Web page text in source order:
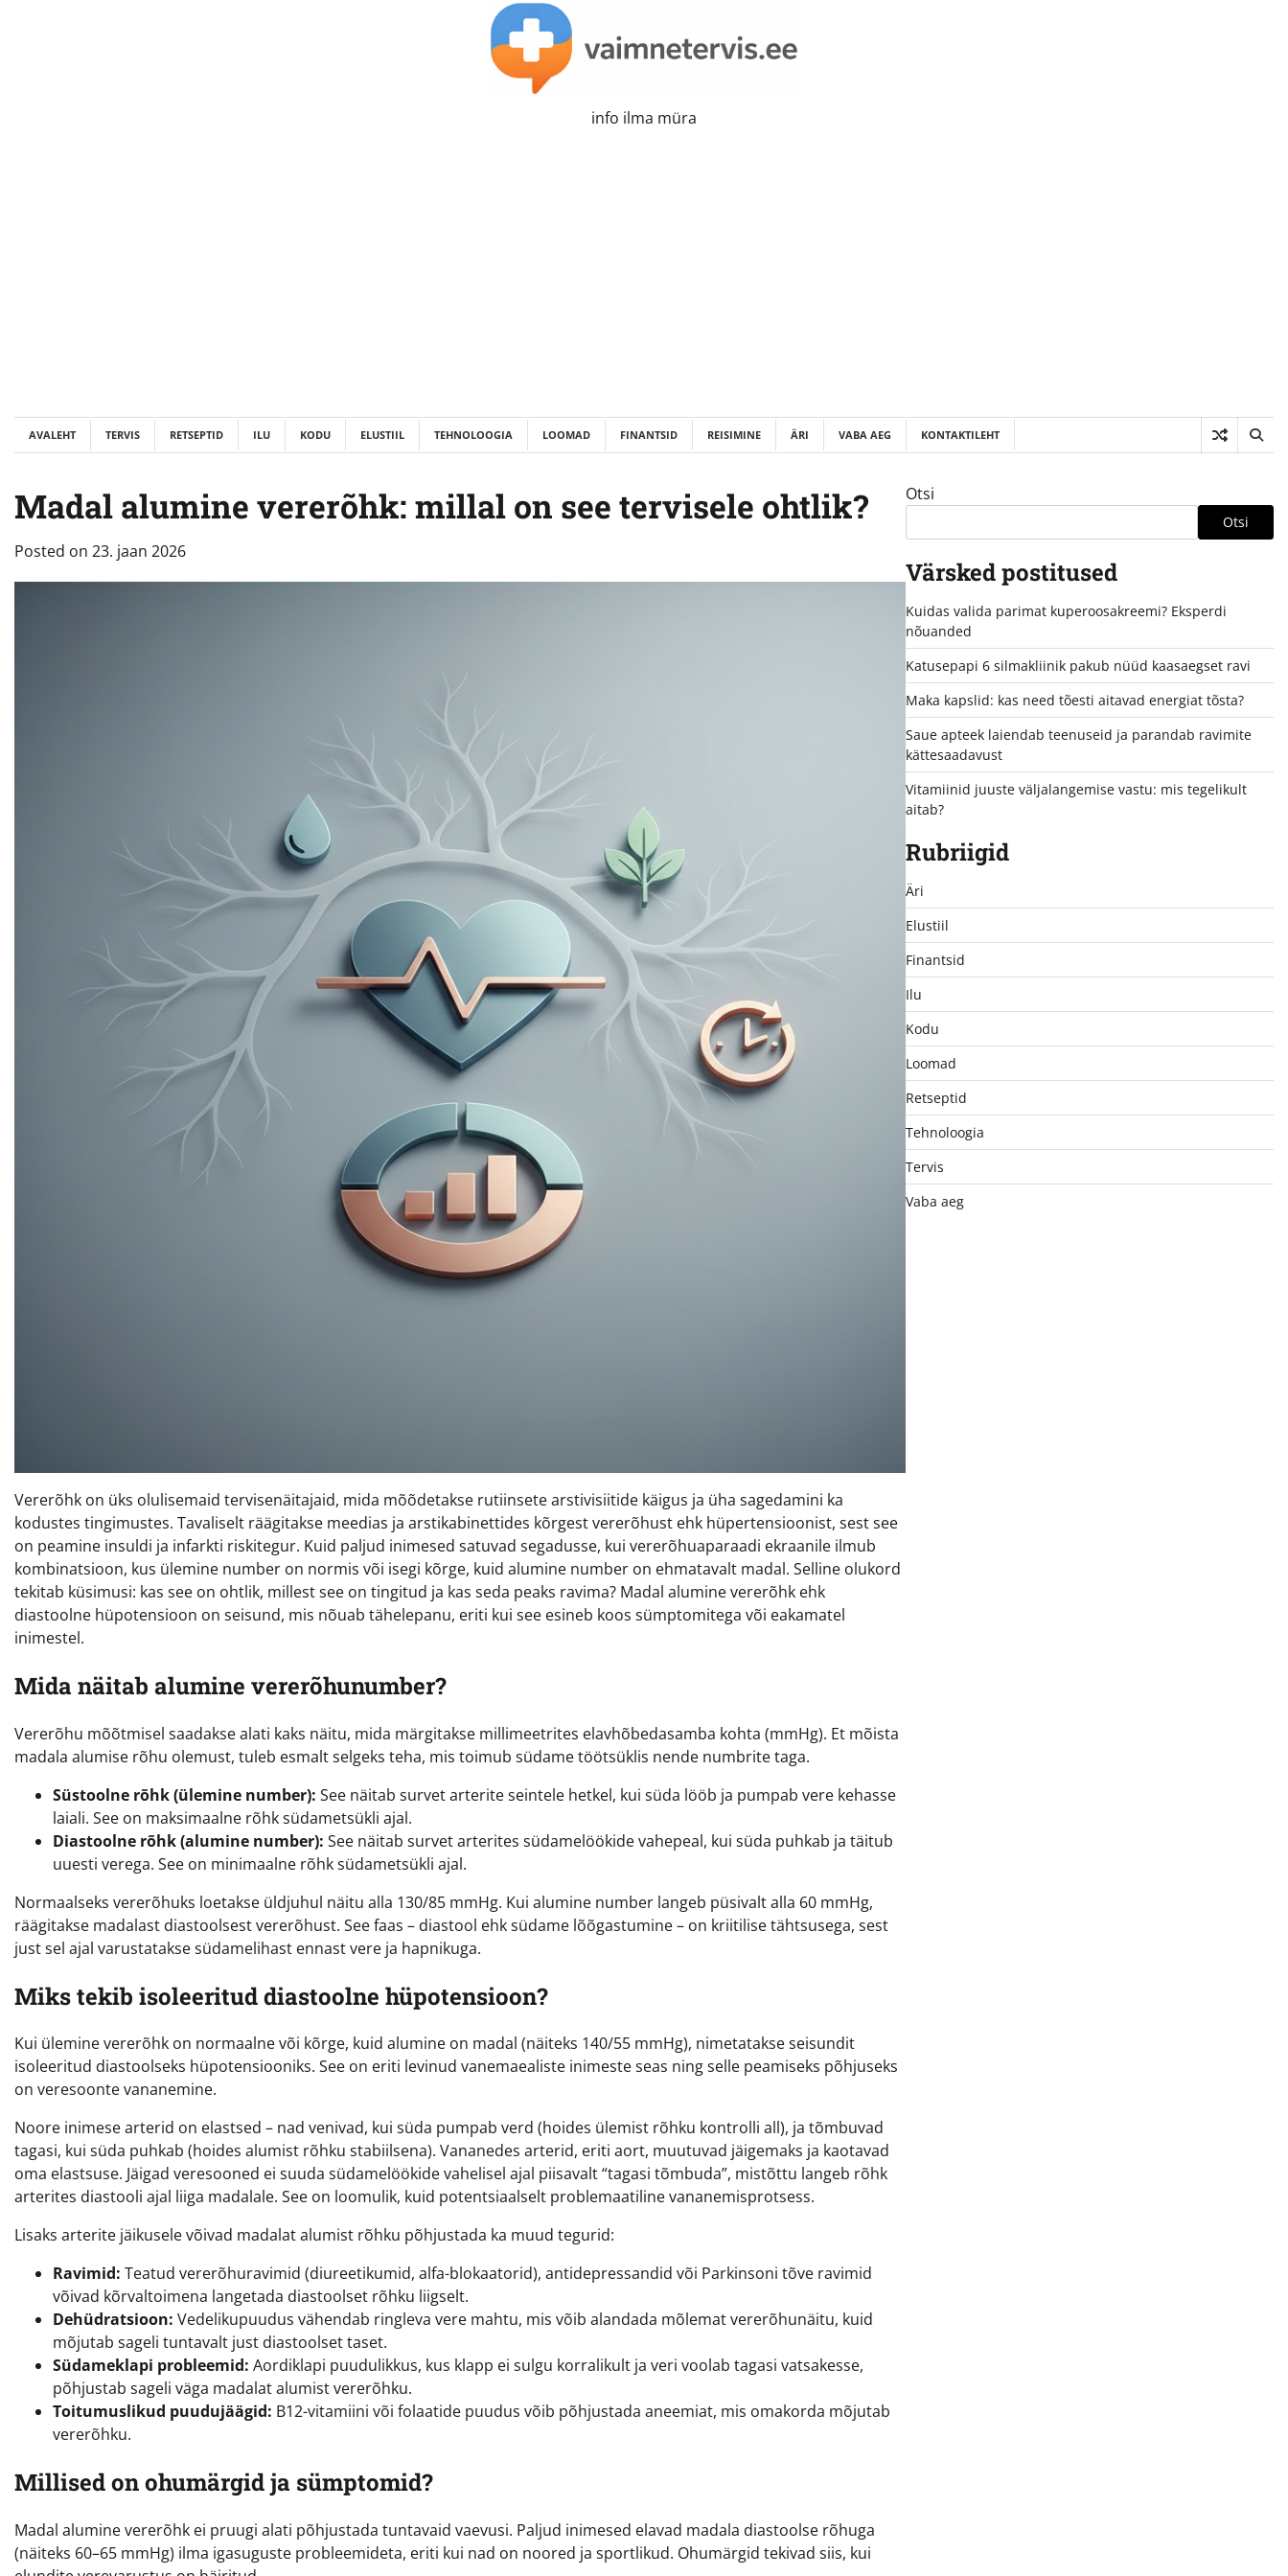
info ilma müra
AVALEHT TERVIS RETSEPTID ILU KODU ELUSTIIL TEHNOLOOGIA LOOMAD FINANTSID REISIMINE ÄRI VABA AEG KONTAKTILEHT
Madal alumine vererõhk: millal on see tervisele ohtlik?
Posted on 23. jaan 2026
Vererõhk on üks olulisemaid tervisenäitajaid, mida mõõdetakse rutiinsete arstivisiitide käigus ja üha sagedamini ka
kodustes tingimustes. Tavaliselt räägitakse meedias ja arstikabinettides kõrgest vererõhust ehk hüpertensioonist, sest see
on peamine insuldi ja infarkti riskitegur. Kuid paljud inimesed satuvad segadusse, kui vererõhuaparaadi ekraanile ilmub
kombinatsioon, kus ülemine number on normis või isegi kõrge, kuid alumine number on ehmatavalt madal. Selline olukord
tekitab küsimusi: kas see on ohtlik, millest see on tingitud ja kas seda peaks ravima? Madal alumine vererõhk ehk
diastoolne hüpotensioon on seisund, mis nõuab tähelepanu, eriti kui see esineb koos sümptomitega või eakamatel
inimestel.
Mida näitab alumine vererõhunumber?
Vererõhu mõõtmisel saadakse alati kaks näitu, mida märgitakse millimeetrites elavhõbedasamba kohta (mmHg). Et mõista
madala alumise rõhu olemust, tuleb esmalt selgeks teha, mis toimub südame töötsüklis nende numbrite taga.
Süstoolne rõhk (ülemine number): See näitab survet arterite seintele hetkel, kui süda lööb ja pumpab vere kehasse
laiali. See on maksimaalne rõhk südametsükli ajal.
Diastoolne rõhk (alumine number): See näitab survet arterites südamelöökide vahepeal, kui süda puhkab ja täitub
uuesti verega. See on minimaalne rõhk südametsükli ajal.
Normaalseks vererõhuks loetakse üldjuhul näitu alla 130/85 mmHg. Kui alumine number langeb püsivalt alla 60 mmHg,
räägitakse madalast diastoolsest vererõhust. See faas – diastool ehk südame lõõgastumine – on kriitilise tähtsusega, sest
just sel ajal varustatakse südamelihast ennast vere ja hapnikuga.
Miks tekib isoleeritud diastoolne hüpotensioon?
Kui ülemine vererõhk on normaalne või kõrge, kuid alumine on madal (näiteks 140/55 mmHg), nimetatakse seisundit
isoleeritud diastoolseks hüpotensiooniks. See on eriti levinud vanemaealiste inimeste seas ning selle peamiseks põhjuseks
on veresoonte vananemine.
Noore inimese arterid on elastsed – nad venivad, kui süda pumpab verd (hoides ülemist rõhku kontrolli all), ja tõmbuvad
tagasi, kui süda puhkab (hoides alumist rõhku stabiilsena). Vananedes arterid, eriti aort, muutuvad jäigemaks ja kaotavad
oma elastsuse. Jäigad veresooned ei suuda südamelöökide vahelisel ajal piisavalt “tagasi tõmbuda”, mistõttu langeb rõhk
arterites diastooli ajal liiga madalale. See on loomulik, kuid potentsiaalselt problemaatiline vananemisprotsess.
Lisaks arterite jäikusele võivad madalat alumist rõhku põhjustada ka muud tegurid:
Ravimid: Teatud vererõhuravimid (diureetikumid, alfa-blokaatorid), antidepressandid või Parkinsoni tõve ravimid
võivad kõrvaltoimena langetada diastoolset rõhku liigselt.
Dehüdratsioon: Vedelikupuudus vähendab ringleva vere mahtu, mis võib alandada mõlemat vererõhunäitu, kuid
mõjutab sageli tuntavalt just diastoolset taset.
Südameklapi probleemid: Aordiklapi puudulikkus, kus klapp ei sulgu korralikult ja veri voolab tagasi vatsakesse,
põhjustab sageli väga madalat alumist vererõhku.
Toitumuslikud puudujäägid: B12-vitamiini või folaatide puudus võib põhjustada aneemiat, mis omakorda mõjutab
vererõhku.
Millised on ohumärgid ja sümptomid?
Madal alumine vererõhk ei pruugi alati põhjustada tuntavaid vaevusi. Paljud inimesed elavad madala diastoolse rõhuga
(näiteks 60–65 mmHg) ilma igasuguste probleemideta, eriti kui nad on noored ja sportlikud. Ohumärgid tekivad siis, kui
Otsi
Otsi
Värsked postitused
Kuidas valida parimat kuperoosakreemi? Eksperdi
nõuanded
Katusepapi 6 silmakliinik pakub nüüd kaasaegset ravi
Maka kapslid: kas need tõesti aitavad energiat tõsta?
Saue apteek laiendab teenuseid ja parandab ravimite
kättesaadavust
Vitamiinid juuste väljalangemise vastu: mis tegelikult
aitab?
Rubriigid
Äri
Elustiil
Finantsid
Ilu
Kodu
Loomad
Retseptid
Tehnoloogia
Tervis
Vaba aeg